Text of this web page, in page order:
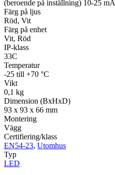
(beroende på inställning) 10-25 mA
Färg på ljus
Röd, Vit
Färg på enhet
Vit, Röd
IP-klass
33C
Temperatur
-25 till +70 °C
Vikt
0,1 kg
Dimension (BxHxD)
93 x 93 x 66 mm
Montering
Vägg
Certifiering/klass
EN54-23, Utomhus
Typ
LED